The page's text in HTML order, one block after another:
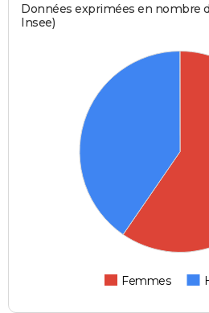
Données exprimées en nombre
Insee)
Femmes